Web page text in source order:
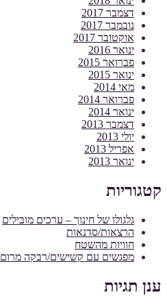
דצמבר 2017
נובמבר 2017
אוקטובר 2017
ינואר 2016
פברואר 2015
ינואר 2015
מאי 2014
פברואר 2014
ינואר 2014
דצמבר 2013
יולי 2013
אפריל 2013
ינואר 2013
קטגוריות
גלגולו של חינוך – ערכים מובילים
הרצאות/סדנאות
חוויות מהשטח
מפגשים עם קשישים/רבקה מרום
ענן תגיות